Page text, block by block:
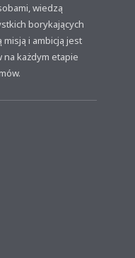
wiedzą
borykających
i ambicją jest
każdym etapie